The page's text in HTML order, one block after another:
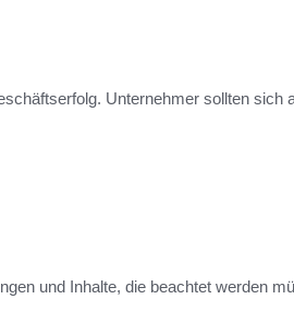
Unternehmer sollten sich
und Inhalte, die beachtet werden